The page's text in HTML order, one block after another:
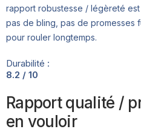
rapport robustesse / légèreté
pas de bling, pas de promesses
pour rouler longtemps.
Durabilité :
8.2 / 10
Rapport qualité /
en vouloir